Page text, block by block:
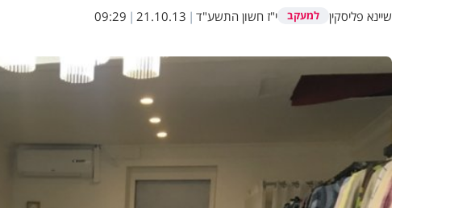
שיינא פליסקין למעקב י"ז חשון התשע"ד |
21.10.13
|
09:29